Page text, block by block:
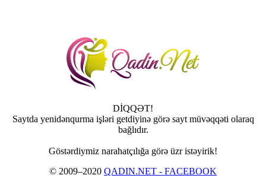
DİQQƏT!
Saytda yenidənqurma işləri getdiyinə görə sayt müvəqqəti olaraq
bağlıdır.
Göstərdiymiz narahatçılığa görə üzr istəyirik!
© 2009–2020 QADIN.NET - FACEBOOK